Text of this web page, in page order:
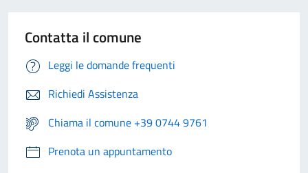
Contatta il comune
Leggi le domande frequenti
Richiedi Assistenza
Chiama il comune +39 0744 9761
Prenota un appuntamento